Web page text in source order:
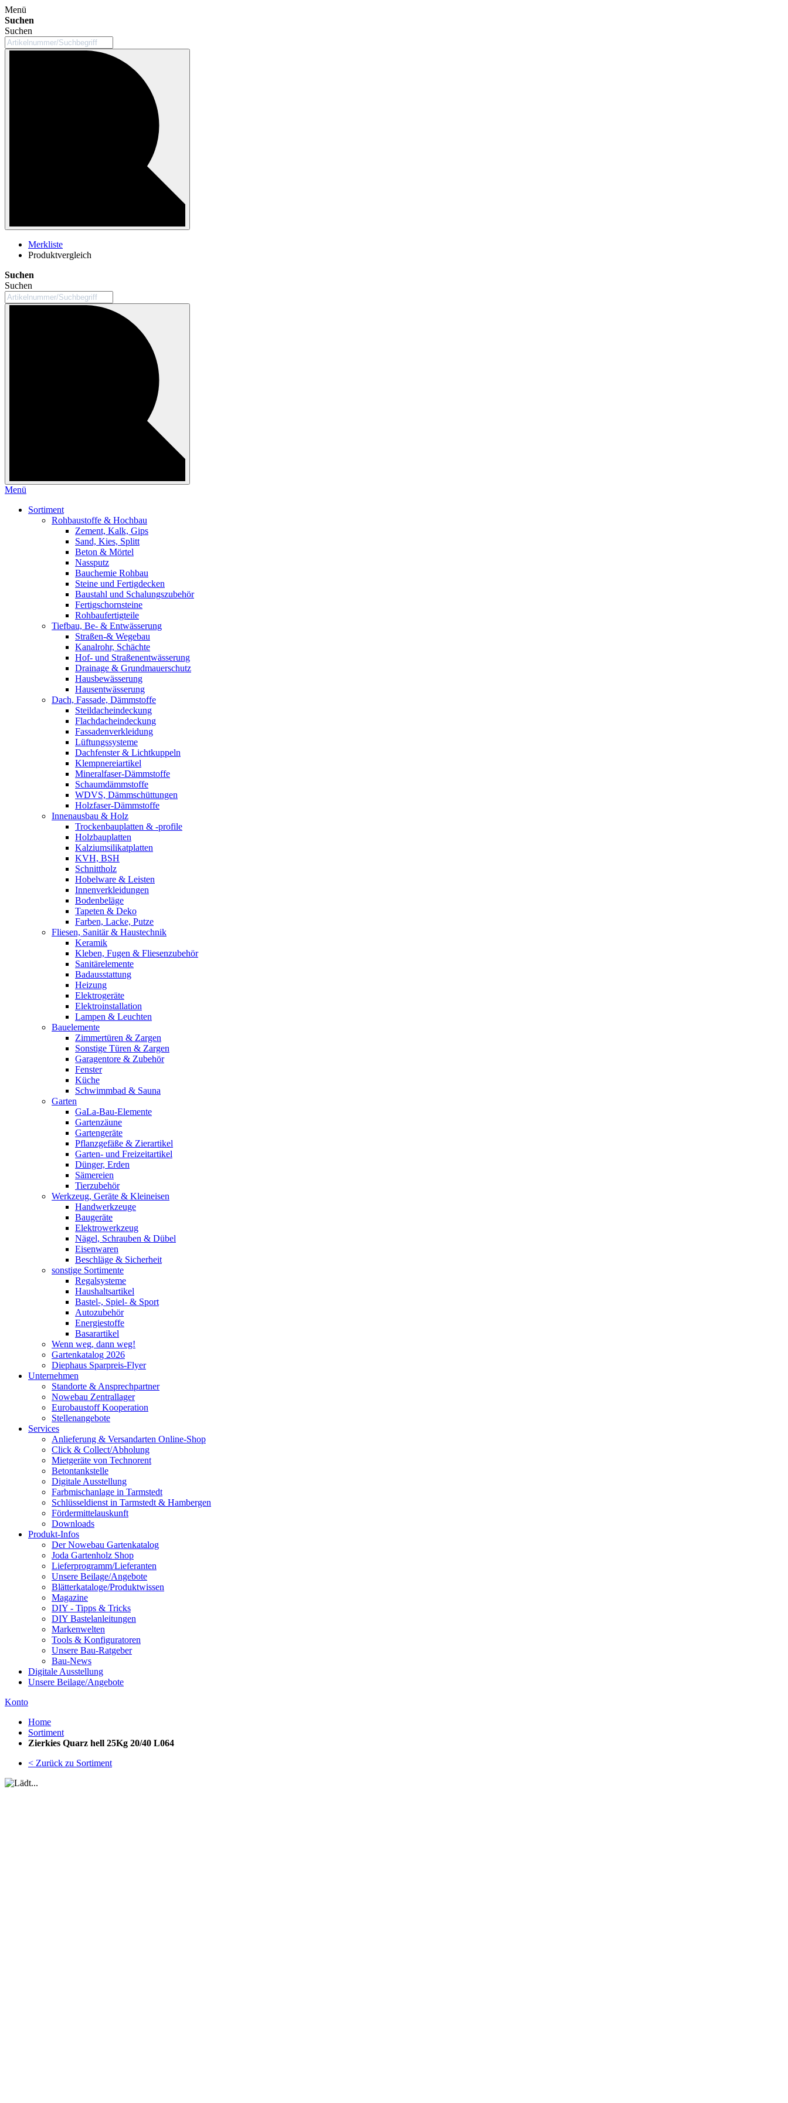
Menü
Suchen
Suchen
Merkliste
Produktvergleich
Suchen
Suchen
Menü
Sortiment
Rohbaustoffe & Hochbau
Zement, Kalk, Gips
Sand, Kies, Splitt
Beton & Mörtel
Nassputz
Bauchemie Rohbau
Steine und Fertigdecken
Baustahl und Schalungszubehör
Fertigschornsteine
Rohbaufertigteile
Tiefbau, Be- & Entwässerung
Straßen-& Wegebau
Kanalrohr, Schächte
Hof- und Straßenentwässerung
Drainage & Grundmauerschutz
Hausbewässerung
Hausentwässerung
Dach, Fassade, Dämmstoffe
Steildacheindeckung
Flachdacheindeckung
Fassadenverkleidung
Lüftungssysteme
Dachfenster & Lichtkuppeln
Klempnereiartikel
Mineralfaser-Dämmstoffe
Schaumdämmstoffe
WDVS, Dämmschüttungen
Holzfaser-Dämmstoffe
Innenausbau & Holz
Trockenbauplatten & -profile
Holzbauplatten
Kalziumsilikatplatten
KVH, BSH
Schnittholz
Hobelware & Leisten
Innenverkleidungen
Bodenbeläge
Tapeten & Deko
Farben, Lacke, Putze
Fliesen, Sanitär & Haustechnik
Keramik
Kleben, Fugen & Fliesenzubehör
Sanitärelemente
Badausstattung
Heizung
Elektrogeräte
Elektroinstallation
Lampen & Leuchten
Bauelemente
Zimmertüren & Zargen
Sonstige Türen & Zargen
Garagentore & Zubehör
Fenster
Küche
Schwimmbad & Sauna
Garten
GaLa-Bau-Elemente
Gartenzäune
Gartengeräte
Pflanzgefäße & Zierartikel
Garten- und Freizeitartikel
Dünger, Erden
Sämereien
Tierzubehör
Werkzeug, Geräte & Kleineisen
Handwerkzeuge
Baugeräte
Elektrowerkzeug
Nägel, Schrauben & Dübel
Eisenwaren
Beschläge & Sicherheit
sonstige Sortimente
Regalsysteme
Haushaltsartikel
Bastel-, Spiel- & Sport
Autozubehör
Energiestoffe
Basarartikel
Wenn weg, dann weg!
Gartenkatalog 2026
Diephaus Sparpreis-Flyer
Unternehmen
Standorte & Ansprechpartner
Nowebau Zentrallager
Eurobaustoff Kooperation
Stellenangebote
Services
Anlieferung & Versandarten Online-Shop
Click & Collect/Abholung
Mietgeräte von Technorent
Betontankstelle
Digitale Ausstellung
Farbmischanlage in Tarmstedt
Schlüsseldienst in Tarmstedt & Hambergen
Fördermittelauskunft
Downloads
Produkt-Infos
Der Nowebau Gartenkatalog
Joda Gartenholz Shop
Lieferprogramm/Lieferanten
Unsere Beilage/Angebote
Blätterkataloge/Produktwissen
Magazine
DIY - Tipps & Tricks
DIY Bastelanleitungen
Markenwelten
Tools & Konfiguratoren
Unsere Bau-Ratgeber
Bau-News
Digitale Ausstellung
Unsere Beilage/Angebote
Konto
Home
Sortiment
Zierkies Quarz hell 25Kg 20/40 L064
< Zurück zu Sortiment